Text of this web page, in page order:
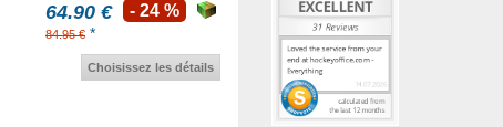
64.90 €
84.95 € *
- 24 %
Choisissez les détails